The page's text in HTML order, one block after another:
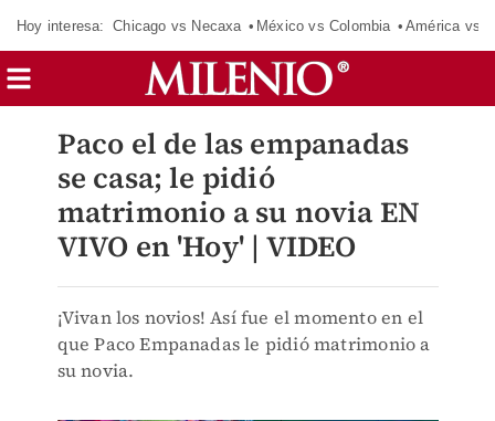
Hoy interesa: Chicago vs Necaxa México vs Colombia América vs
Paco el de las empanadas
se casa; le pidió
matrimonio a su novia EN
VIVO en 'Hoy' | VIDEO
¡Vivan los novios! Así fue el momento en el
que Paco Empanadas le pidió matrimonio a
su novia.